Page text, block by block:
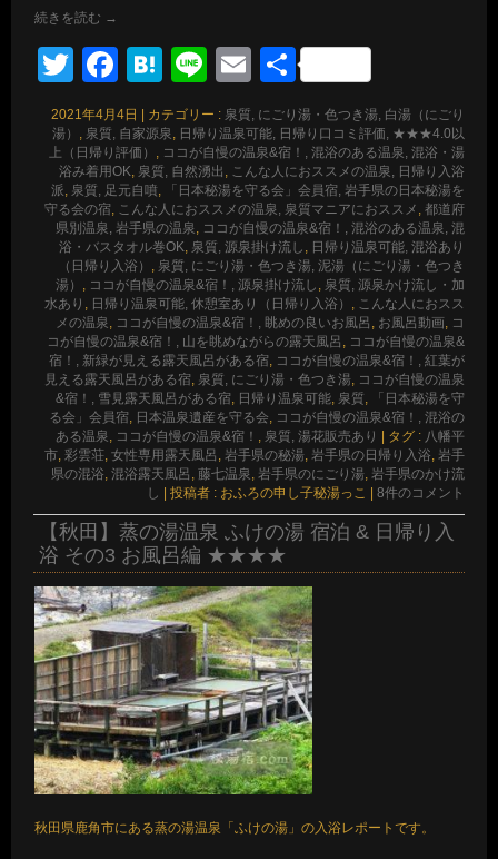
続きを読む →
TwitterFacebook
Hatena
LineEmail
共
有
2021年4月4日 カテゴリー : 泉質, にごり湯・色つき湯, 白湯（にごり
湯） , 泉質, 自家源泉, 日帰り温泉可能, 日帰り口コミ評価, ★★★4.0以
上（日帰り評価） , ココが自慢の温泉&宿！, 混浴のある温泉, 混浴・湯
浴み着用OK, 泉質, 自然湧出 , こんな人におススメの温泉, 日帰り入浴
派, 泉質, 足元自噴,
「日本秘湯を守る会」会員宿, 岩手県の日本秘湯を
守る会の宿, こんな人におススメの温泉, 泉質マニアにおススメ , 都道府
県別温泉, 岩手県の温泉, ココが自慢の温泉&宿！, 混浴のある温泉, 混
浴・バスタオル巻OK, 泉質, 源泉掛け流し , 日帰り温泉可能, 混浴あり
（日帰り入浴） , 泉質, にごり湯・色つき湯, 泥湯（にごり湯・色つき
湯） , ココが自慢の温泉&宿！, 源泉掛け流し , 泉質, 源泉かけ流し・加
水あり , 日帰り温泉可能, 休憩室あり（日帰り入浴） , こんな人におスス
メの温泉, ココが自慢の温泉&宿！, 眺めの良いお風呂 , お風呂動画, コ
コが自慢の温泉&宿！, 山を眺めながらの露天風呂 , ココが自慢の温泉&
宿！, 新緑が見える露天風呂がある宿, ココが自慢の温泉&宿！, 紅葉が
見える露天風呂がある宿, 泉質, にごり湯・色つき湯, ココが自慢の温泉
&宿！, 雪見露天風呂がある宿, 日帰り温泉可能, 泉質,
「日本秘湯を守
る会」会員宿, 日本温泉遺産を守る会, ココが自慢の温泉&宿！, 混浴の
ある温泉, ココが自慢の温泉&宿！ , 泉質, 湯花販売あり タグ : 八幡平
市, 彩雲荘, 女性専用露天風呂 , 岩手県の秘湯, 岩手県の日帰り入浴, 岩手
県の混浴, 混浴露天風呂 , 藤七温泉, 岩手県のにごり湯, 岩手県のかけ流
し
投稿者 : おふろの申し子秘湯っこ 8件のコメント
【秋田】蒸の湯温泉 ふけの湯 宿泊 & 日帰り入
浴 その3 お風呂編 ★★★★
秋田県鹿角市にある蒸の湯温泉「ふけの湯」の入浴レポートです。